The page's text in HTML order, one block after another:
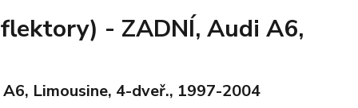
- ZADNÍ, Audi A6,
Limousine, 4-dveř., 1997-2004